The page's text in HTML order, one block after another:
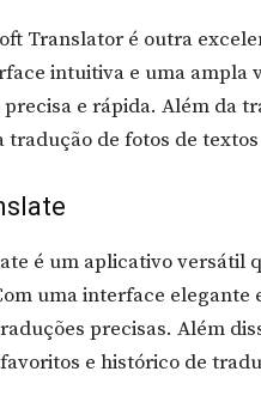
Translator é outra
intuitiva e uma ampla
e rápida. Além da
tradução de fotos de
é um aplicativo versátil
uma interface elegante
precisas. Além
e histórico de